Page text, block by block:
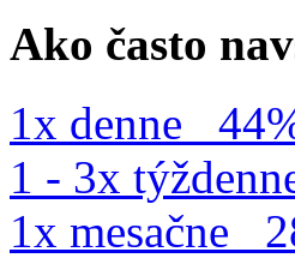
Ako často
1x denne
1 - 3x
1x mesačne